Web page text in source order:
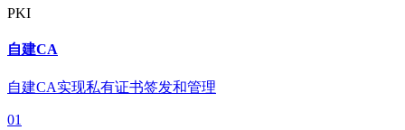
PKI
自建CA
自建CA实现私有证书签发和管理
01